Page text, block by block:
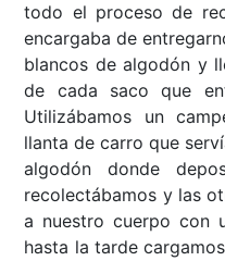
todo el proceso de
encargaba de
blancos de algodón y
de cada saco que
Utilizábamos un
llanta de carro que
algodón donde
recolectábamos y las
a nuestro cuerpo con
hasta la tarde